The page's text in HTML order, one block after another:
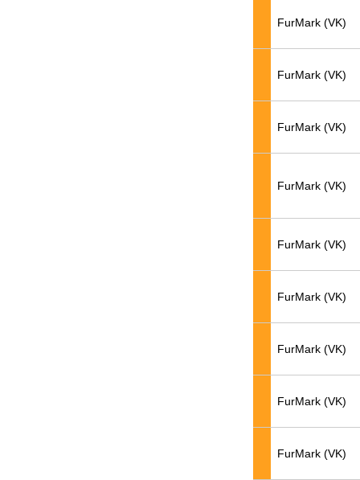
FurMark (VK)
FurMark (VK)
FurMark (VK)
FurMark (VK)
FurMark (VK)
FurMark (VK)
FurMark (VK)
FurMark (VK)
FurMark (VK)